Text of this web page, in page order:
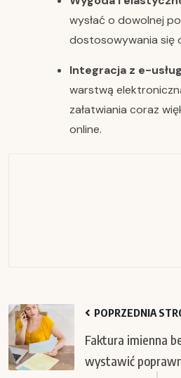
wysłać o dowolnej
dostosowywania się
Integracja z e-
warstwą
załatwiania coraz
online.
POPRZEDNIA
Faktura imienna
wystawić